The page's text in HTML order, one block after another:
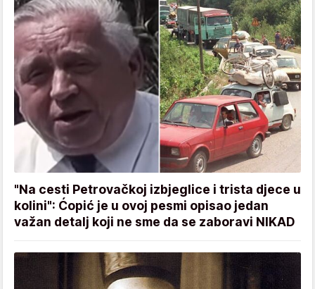
"Na cesti Petrovačkoj izbjeglice i trista djece u
kolini": Ćopić je u ovoj pesmi opisao jedan
važan detalj koji ne sme da se zaboravi NIKAD